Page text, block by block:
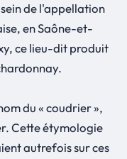
de l'appellation
en Saône-et-
ce lieu-dit produit
du « coudrier »,
Cette étymologie
autrefois sur ces